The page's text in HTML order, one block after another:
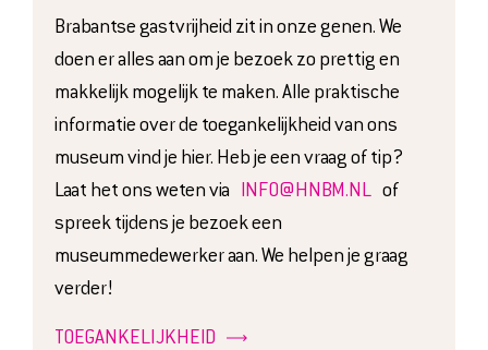
Brabantse gastvrijheid zit in onze genen. We
doen er alles aan om je bezoek zo prettig en
makkelijk mogelijk te maken. Alle praktische
informatie over de toegankelijkheid van ons
museum vind je hier. Heb je een vraag of tip?
Laat het ons weten via
INFO@HNBM.NL of
spreek tijdens je bezoek een
museummedewerker aan. We helpen je graag
verder!
TOEGANKELIJKHEID